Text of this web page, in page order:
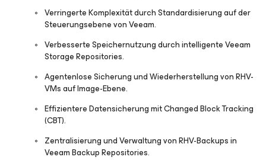
Verringerte Komplexität durch Standardisierung auf der
Steuerungsebene von Veeam.
Verbesserte Speichernutzung durch intelligente Veeam
Storage Repositories.
Agentenlose Sicherung und Wiederherstellung von RHV-
VMs auf Image-Ebene.
Effizientere Datensicherung mit Changed Block Tracking
(CBT).
Zentralisierung und Verwaltung von RHV-Backups in
Veeam Backup Repositories.